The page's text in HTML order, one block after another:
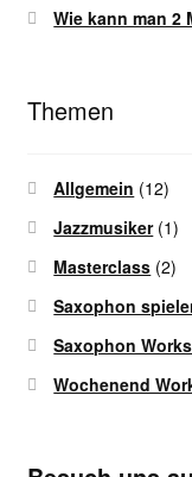
Wie kann man 2
Themen
Allgemein (12)
Jazzmusiker(1)
Masterclass (2)
Saxophon
Saxophon
Wochenend